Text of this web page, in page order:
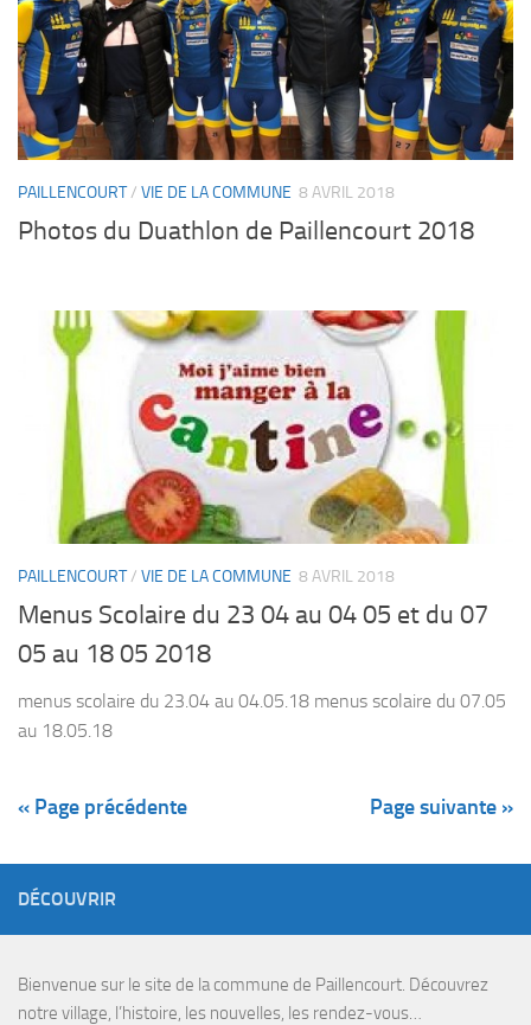
PAILLENCOURT/ VIE DE LA COMMUNE 8 AVRIL 2018
Photos du Duathlon de Paillencourt 2018
PAILLENCOURT/ VIE DE LA COMMUNE 8 AVRIL 2018
Menus Scolaire du 23 04 au 04 05 et du 07
05 au 18 05 2018
menus scolaire du 23.04 au 04.05.18 menus scolaire du 07.05
au 18.05.18
« Page précédente Page suivante »
DÉCOUVRIR
Bienvenue sur le site de la commune de Paillencourt. Découvrez
notre village, l’histoire, les nouvelles, les rendez-vous…